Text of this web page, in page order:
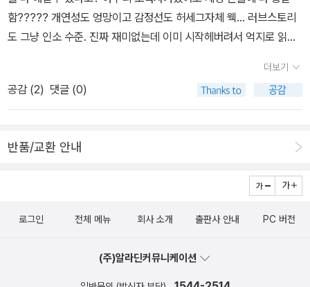
누구도 믿을 수 없는 상황 속에서 신뢰가 얼마나 중요한지, 그리고 사
랑과 의심, 신뢰와 배신이 인간에게 어떤 불안정한 관계를 보여주는
라는 것을 보여주는 이 작품은 진실과 거짓이 명확히 구분될 수 없고,
상황과 선택에 따라 달라질 수 있다는 것을 보여주는 작품이다. 이 작
품은 거짓말과 정체성의 의미를 담고 있어서 단순한 스릴러 이상을
정체성 혼란과 거짓말이라는 무게가 스릴러적 긴장감을 주고, 초반부
작품이다. 또한 예상하지 못한 반전과 끝까지 긴장하게 만드는 작품
이 작품은 거짓말, 정체성, 신뢰와 배신 같은 현대 사회에서 여전히 중
는 작품으로, 단순한 긴장감 넘치는 스릴러 소설보다, 거짓말과 진실
의 경계에 인간은 어떤 선택을 할 수 있는지를 깊이 있게 다루는 작푸
다닐 때 만화방에서 다 읽었었는데. 요즘 보는 건 23년도에 만들어져
방영된 TV 애니메이션이다. 1기, 2기가 완성됐고 3기가 제작 예정인
모양이다. 우선 1기만 다 봤는데 두 가지 부작용 때문에 고생 중이다.
우선, 실사 영화를 꽤 인상적으로 봤다는 거. 그래서 원작 만화의 캐릭
터임에도 불구하고 자꾸 실사 캐릭터가 겹쳐 떠올라 당혹스러웠다.
함????? 개연성도 엉망이고 감정선도 허세그자체 웩… 러브스토리
도 그냥 인소 수준. 진짜 재미없는데 이미 시작헤버려서 억지로 읽
더보기
공감 (2) 댓글 (0)
반품/교환 안내
로그인 전체 메뉴 회사 소개 출판사 안내 PC 버전
(주)알라딘커뮤니케이션